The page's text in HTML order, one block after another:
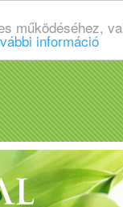
működéséhez,
információ